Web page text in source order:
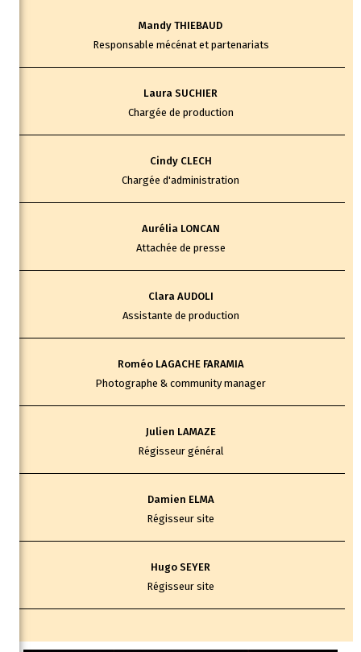
Mandy THIEBAUD
Responsable mécénat et partenariats
Laura SUCHIER
Chargée de production
Cindy CLECH
Chargée d'administration
Aurélia LONCAN
Attachée de presse
Clara AUDOLI
Assistante de production
Roméo LAGACHE FARAMIA
Photographe & community manager
Julien LAMAZE
Régisseur général
Damien ELMA
Régisseur site
Hugo SEYER
Régisseur site